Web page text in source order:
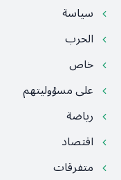
سياسة
الحرب
خاص
على مسؤوليتهم
رياضة
اقتصاد
متفرقات